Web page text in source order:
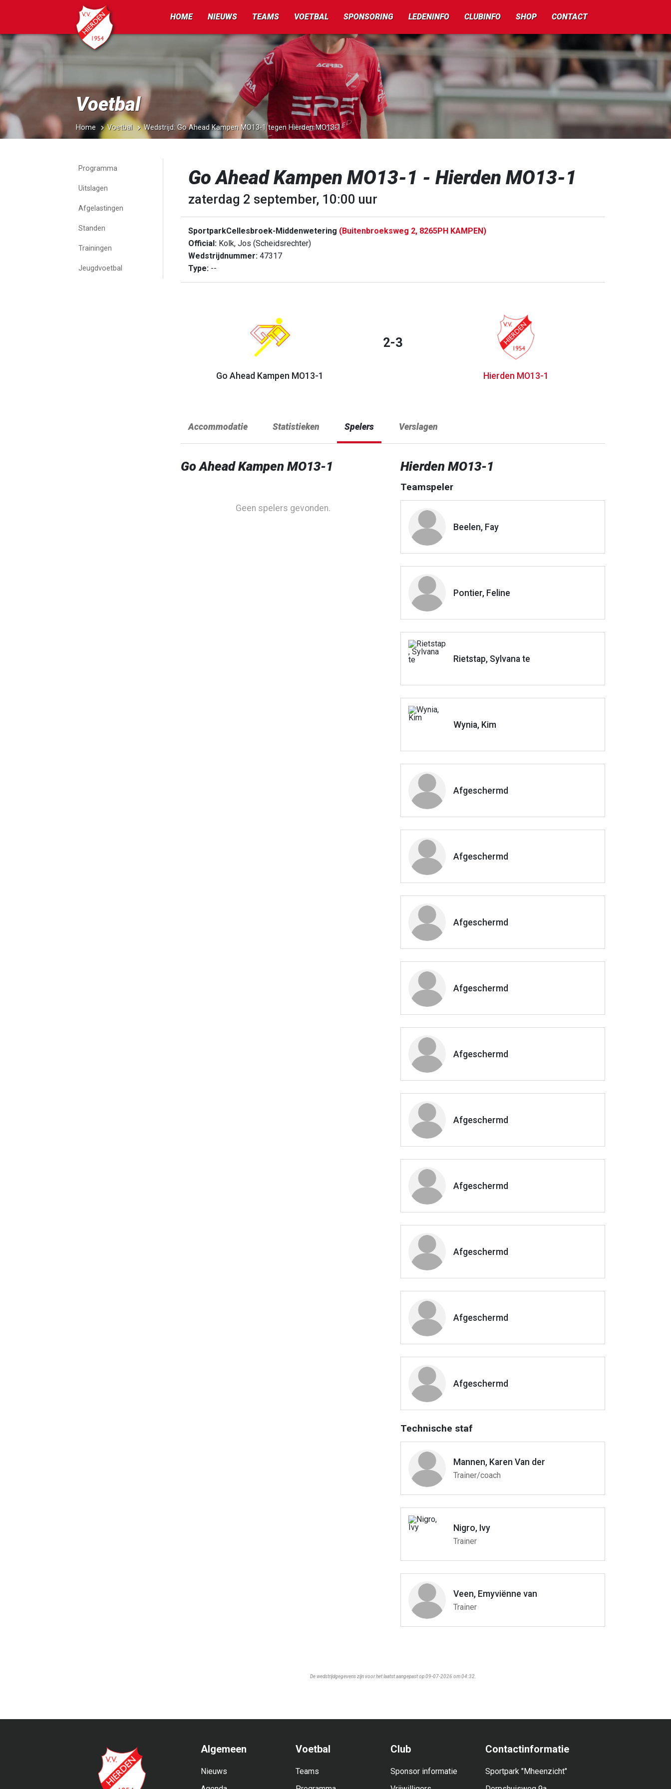
HOME NIEUWS TEAMS VOETBAL SPONSORING LEDENINFO CLUBINFO SHOP CONTACT
Voetbal
Home Voetbal Wedstrijd: Go Ahead Kampen MO13-1 tegen Hierden MO13-1
Programma
Uitslagen
Afgelastingen
Standen
Trainingen
Jeugdvoetbal
Go Ahead Kampen MO13-1 - Hierden MO13-1
zaterdag 2 september, 10:00 uur
SportparkCellesbroek-Middenwetering (Buitenbroeksweg 2, 8265PH KAMPEN)
Official: Kolk, Jos (Scheidsrechter)
Wedstrijdnummer: 47317
Type: --
Go Ahead Kampen MO13-1
2-3
Hierden MO13-1
Accommodatie Statistieken Spelers Verslagen
Go Ahead Kampen MO13-1
Geen spelers gevonden.
Hierden MO13-1
Teamspeler
Beelen, Fay
Pontier, Feline
Rietstap, Sylvana te
Wynia, Kim
Afgeschermd
Afgeschermd
Afgeschermd
Afgeschermd
Afgeschermd
Afgeschermd
Afgeschermd
Afgeschermd
Afgeschermd
Afgeschermd
Technische staf
Mannen, Karen Van der
Trainer/coach
Nigro, Ivy
Trainer
Veen, Emyviënne van
Trainer
De wedstrijdgegevens zijn voor het laatst aangepast op 09-07-2026 om 04:32.
Algemeen
Nieuws
Voetbal
Teams
Club
Sponsor informatie
Contactinformatie
Sportpark "Mheenzicht"